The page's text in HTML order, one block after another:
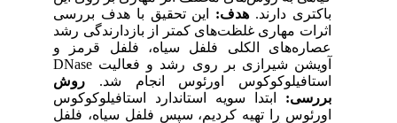
باکتری دارند. هدف:این تحقیق با هدف بررسی
اثرات مهاری غلظت‌های کمتر از بازدارندگی رشد
عصاره‌های الکلی فلفل سیاه، فلفل قرمز و
آویشن شیرازی بر روی رشد و فعالیت DNase
استافیلوکوکوس اورئوس انجام شد.روش‌
بررسی:ابتدا سویه استاندارد استافیلوکوکوس
اورئوس را تهیه کردیم، سپس فلفل سیاه، فلفل